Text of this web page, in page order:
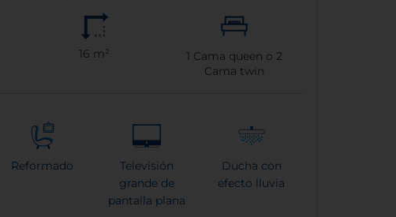
16 m² 1 Cama queen o 2
Cama twin
Reformado
Televisión
grande de
pantalla plana
Ducha con
efecto lluvia